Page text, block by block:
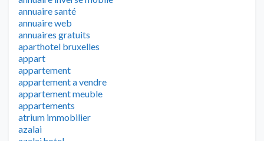
annuaire santé
annuaire web
annuaires gratuits
aparthotel bruxelles
appart
appartement
appartement a vendre
appartement meuble
appartements
atrium immobilier
azalai